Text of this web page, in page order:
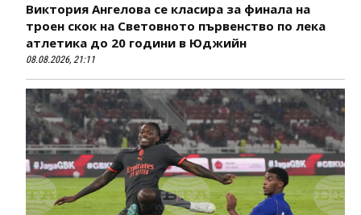
Виктория Ангелова се класира за финала на
троен скок на Световното първенство по лека
атлетика до 20 години в Юджийн
08.08.2026, 21:11